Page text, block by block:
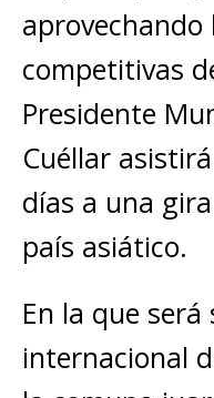
aprovechando
competitivas
Presidente
Cuéllar
días a una
país asiático.
En la que
internacional